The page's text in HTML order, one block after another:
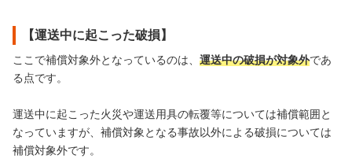
【運送中に起こった破損】
ここで補償対象外となっているのは、 運送中の破損が対象外であ
る点です。
運送中に起こった火災や運送用具の転覆等については補償範囲と
なっていますが、補償対象となる事故以外による破損については
補償対象外です。